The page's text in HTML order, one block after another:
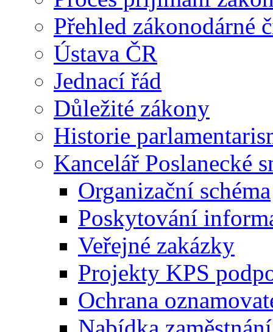
Přehled zákonodárné
Ústava ČR
Jednací řád
Důležité zákony
Historie
Kancelář Poslanecké
Organizační schéma
Poskytování
Veřejné zakázky
Projekty KPS
Ochrana